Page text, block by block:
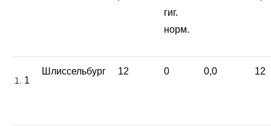
гиг.
норм.
1
Шлиссельбург 12 0 0,0 12